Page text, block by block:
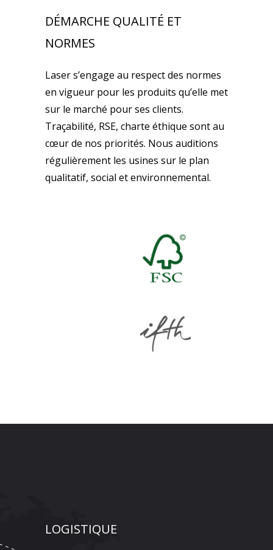
DÉMARCHE QUALITÉ ET
NORMES
Laser s’engage au respect des normes
en vigueur pour les produits qu’elle met
sur le marché pour ses clients.
Traçabilité, RSE, charte éthique sont au
cœur de nos priorités. Nous auditions
régulièrement les usines sur le plan
qualitatif, social et environnemental.
LOGISTIQUE